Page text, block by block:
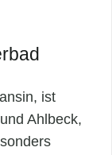
ist
Ahlbeck,